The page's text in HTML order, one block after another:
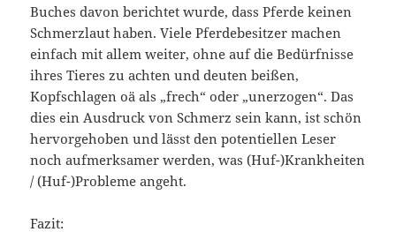
Buches davon berichtet wurde, dass Pferde keinen
Schmerzlaut haben. Viele Pferdebesitzer machen
einfach mit allem weiter, ohne auf die Bedürfnisse
ihres Tieres zu achten und deuten beißen,
Kopfschlagen oä als „frech“ oder „unerzogen“. Das
dies ein Ausdruck von Schmerz sein kann, ist schön
hervorgehoben und lässt den potentiellen Leser
noch aufmerksamer werden, was (Huf-)Krankheiten
/ (Huf-)Probleme angeht.
Fazit: